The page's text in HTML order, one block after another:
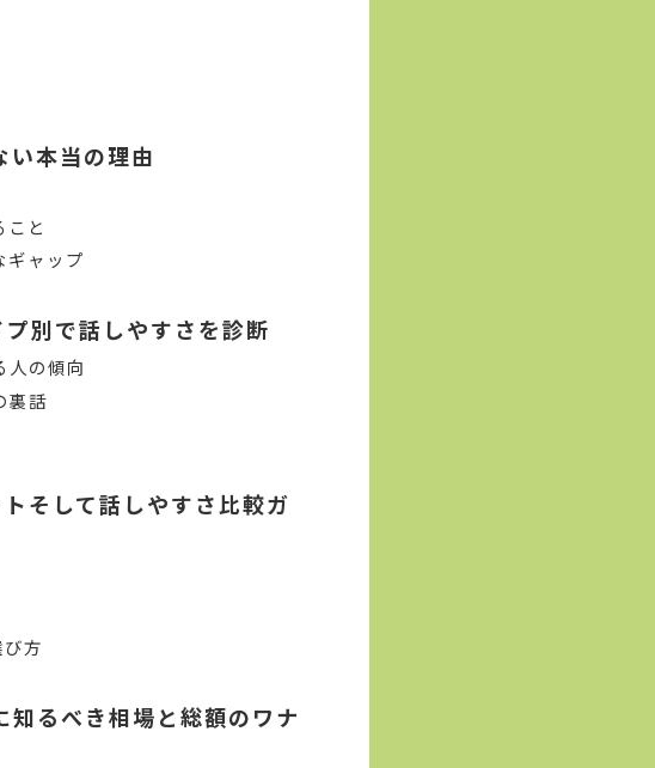
い本当の理由
と
ギャップ
別で話しやすさを診断
人の傾向
裏話
そして話しやすさ比較ガ
方
るべき相場と総額のワナ